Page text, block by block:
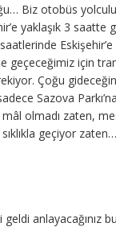
Biz otobüs
yaklaşık 3 saatte
geçeceğimiz için
Çoğu
Sazova
olmadı zaten,
geçiyor
anlayacağınız